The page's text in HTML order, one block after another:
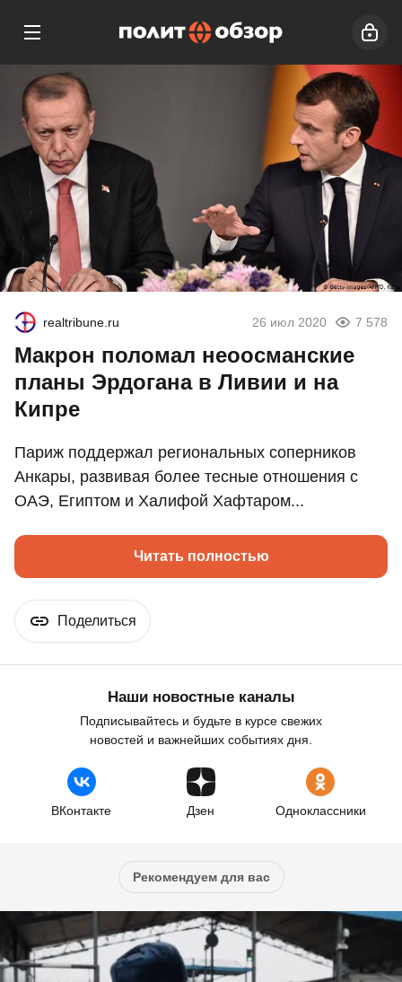
realtribune.ru 26 июл 2020 7 578
Макрон поломал неоосманские
планы Эрдогана в Ливии и на
Кипре
Париж поддержал региональных соперников
Анкары, развивая более тесные отношения с
ОАЭ, Египтом и Халифой Хафтаром...
Читать полностью
Поделиться
Наши новостные каналы
Подписывайтесь и будьте в курсе свежих
новостей и важнейших событиях дня.
ВКонтакте Дзен Одноклассники
Рекомендуем для вас